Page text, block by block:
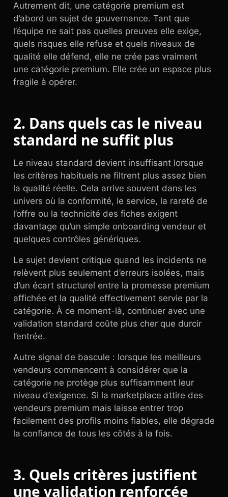
Autrement dit, une catégorie premium est
d’abord un sujet de gouvernance. Tant que
l’équipe ne sait pas quelles preuves elle exige,
quels risques elle refuse et quels niveaux de
qualité elle défend, elle ne crée pas vraiment
une catégorie premium. Elle crée un espace plus
fragile à opérer.
2. Dans quels cas le niveau
standard ne suffit plus
Le niveau standard devient insuffisant lorsque
les critères habituels ne filtrent plus assez bien
la qualité réelle. Cela arrive souvent dans les
univers où la conformité, le service, la rareté de
l’offre ou la technicité des fiches exigent
davantage qu’un simple onboarding vendeur et
quelques contrôles génériques.
Le sujet devient critique quand les incidents ne
relèvent plus seulement d’erreurs isolées, mais
d’un écart structurel entre la promesse premium
affichée et la qualité effectivement servie par la
catégorie. À ce moment-là, continuer avec une
validation standard coûte plus cher que durcir
l’entrée.
Autre signal de bascule : lorsque les meilleurs
vendeurs commencent à considérer que la
catégorie ne protège plus suffisamment leur
niveau d’exigence. Si la marketplace attire des
vendeurs premium mais laisse entrer trop
facilement des profils moins fiables, elle dégrade
la confiance de tous les côtés à la fois.
3. Quels critères justifient
une validation renforcée